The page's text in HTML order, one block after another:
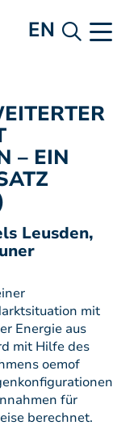
EN
– EIN
Leusden,
mit
Energie aus
mit Hilfe des
oemof
für
berechnet.